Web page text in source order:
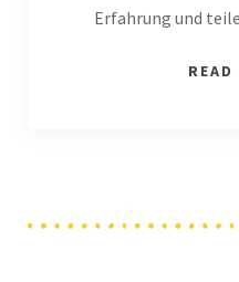
Erfahrung und
READ